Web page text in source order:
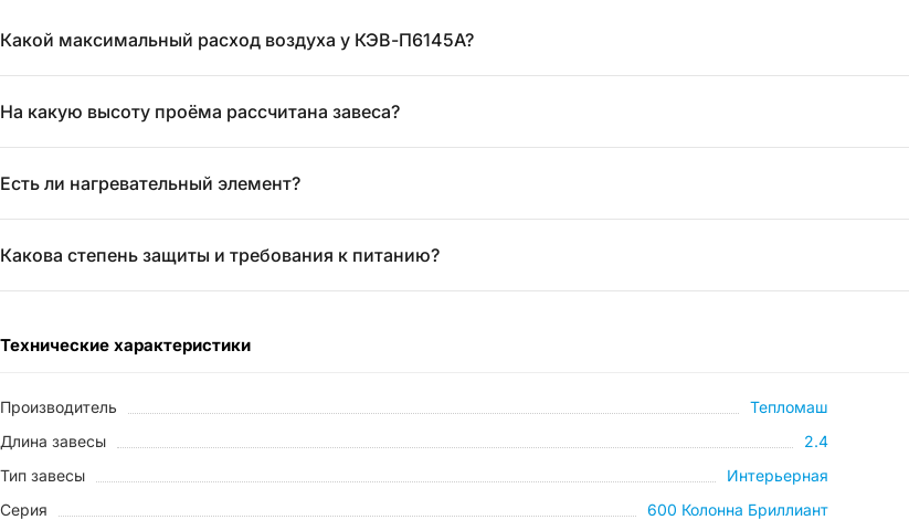
Какой максимальный расход воздуха у КЭВ-П6145A?
На какую высоту проёма рассчитана завеса?
Есть ли нагревательный элемент?
Какова степень защиты и требования к питанию?
Технические характеристики
Производитель
Тепломаш
Длина завесы
2.4
Тип завесы
Интерьерная
Серия
600 Колонна Бриллиант